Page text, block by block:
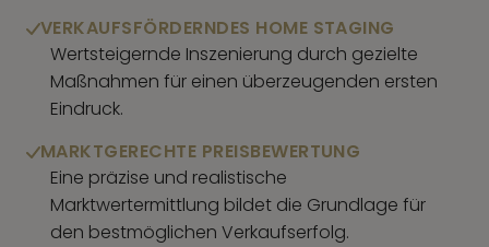
VERKAUFSFÖRDERNDES HOME STAGING
Wertsteigernde Inszenierung durch gezielte
Maßnahmen für einen überzeugenden ersten
Eindruck.
MARKTGERECHTE PREISBEWERTUNG
Eine präzise und realistische
Marktwertermittlung bildet die Grundlage für
den bestmöglichen Verkaufserfolg.